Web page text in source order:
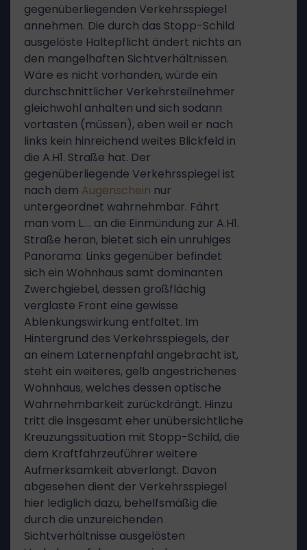
gegenüberliegenden Verkehrsspiegel
annehmen. Die durch das Stopp-Schild
ausgelöste Haltepflicht ändert nichts an
den mangelhaften Sichtverhältnissen.
Wäre es nicht vorhanden, würde ein
durchschnittlicher Verkehrsteilnehmer
gleichwohl anhalten und sich sodann
vortasten (müssen), eben weil er nach
links kein hinreichend weites Blickfeld in
die A.H1. Straße hat. Der
gegenüberliegende Verkehrsspiegel ist
nach dem Augenschein nur
untergeordnet wahrnehmbar. Fährt
man vom L.… an die Einmündung zur A.H1.
Straße heran, bietet sich ein unruhiges
Panorama: Links gegenüber befindet
sich ein Wohnhaus samt dominanten
Zwerchgiebel, dessen großflächig
verglaste Front eine gewisse
Ablenkungswirkung entfaltet. Im
Hintergrund des Verkehrsspiegels, der
an einem Laternenpfahl angebracht ist,
steht ein weiteres, gelb angestrichenes
Wohnhaus, welches dessen optische
Wahrnehmbarkeit zurückdrängt. Hinzu
tritt die insgesamt eher unübersichtliche
Kreuzungssituation mit Stopp-Schild, die
dem Kraftfahrzeuführer weitere
Aufmerksamkeit abverlangt. Davon
abgesehen dient der Verkehrsspiegel
hier lediglich dazu, behelfsmäßig die
durch die unzureichenden
Sichtverhältnisse ausgelösten